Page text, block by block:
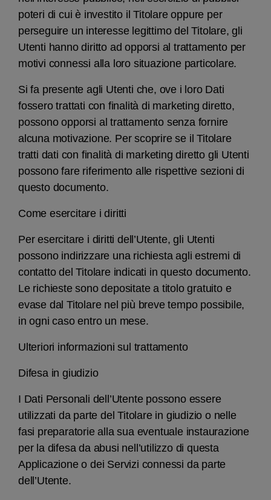
poteri di cui è investito il Titolare oppure per
perseguire un interesse legittimo del Titolare, gli
Utenti hanno diritto ad opporsi al trattamento per
motivi connessi alla loro situazione particolare.
Si fa presente agli Utenti che, ove i loro Dati
fossero trattati con finalità di marketing diretto,
possono opporsi al trattamento senza fornire
alcuna motivazione. Per scoprire se il Titolare
tratti dati con finalità di marketing diretto gli Utenti
possono fare riferimento alle rispettive sezioni di
questo documento.
Come esercitare i diritti
Per esercitare i diritti dell’Utente, gli Utenti
possono indirizzare una richiesta agli estremi di
contatto del Titolare indicati in questo documento.
Le richieste sono depositate a titolo gratuito e
evase dal Titolare nel più breve tempo possibile,
in ogni caso entro un mese.
Ulteriori informazioni sul trattamento
Difesa in giudizio
I Dati Personali dell’Utente possono essere
utilizzati da parte del Titolare in giudizio o nelle
fasi preparatorie alla sua eventuale instaurazione
per la difesa da abusi nell’utilizzo di questa
Applicazione o dei Servizi connessi da parte
dell’Utente.